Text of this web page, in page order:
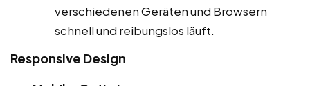
verschiedenen Geräten und Browsern
schnell und reibungslos läuft.
Responsive Design